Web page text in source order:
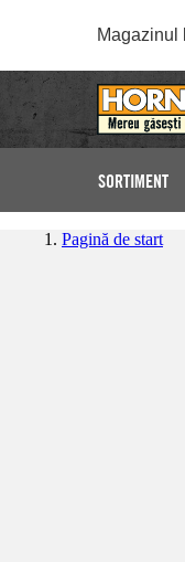
Magazinul
SORTIMENT
Pagină de start